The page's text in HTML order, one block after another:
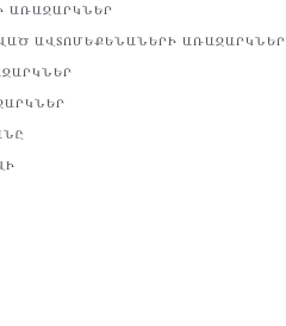
ԱՌԱՋԱՐԿՆԵՐ
ԱՎՏՈՄԵՔԵՆԱՆԵՐԻ ԱՌԱՋԱՐԿՆԵՐ